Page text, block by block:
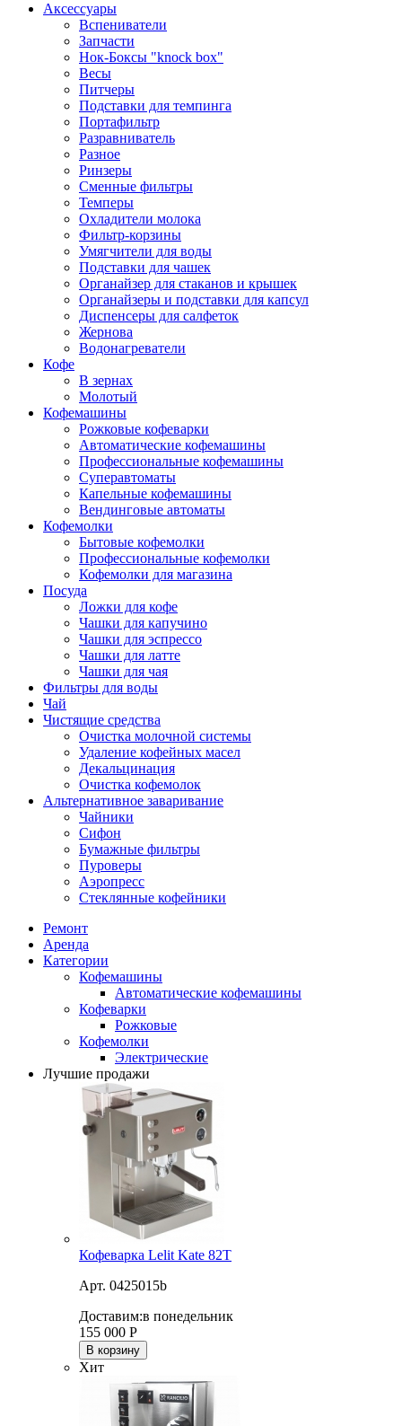
Аксессуары
Вспениватели
Запчасти
Нок-Боксы "knock box"
Весы
Питчеры
Подставки для темпинга
Портафильтр
Разравниватель
Разное
Ринзеры
Сменные фильтры
Темперы
Охладители молока
Фильтр-корзины
Умягчители для воды
Подставки для чашек
Органайзер для стаканов и крышек
Органайзеры и подставки для капсул
Диспенсеры для салфеток
Жернова
Водонагреватели
Кофе
В зернах
Молотый
Кофемашины
Рожковые кофеварки
Автоматические кофемашины
Профессиональные кофемашины
Суперавтоматы
Капельные кофемашины
Вендинговые автоматы
Кофемолки
Бытовые кофемолки
Профессиональные кофемолки
Кофемолки для магазина
Посуда
Ложки для кофе
Чашки для капучино
Чашки для эспрессо
Чашки для латте
Чашки для чая
Фильтры для воды
Чай
Чистящие средства
Очистка молочной системы
Удаление кофейных масел
Декальцинация
Очистка кофемолок
Альтернативное заваривание
Чайники
Сифон
Бумажные фильтры
Пуроверы
Аэропресс
Стеклянные кофейники
Ремонт
Аренда
Категории
Кофемашины
Автоматические кофемашины
Кофеварки
Рожковые
Кофемолки
Электрические
Лучшие продажи
Кофеварка Lelit Kate 82T
Арт. 0425015b
Доставим:в понедельник
155 000 Р
В корзину
Хит